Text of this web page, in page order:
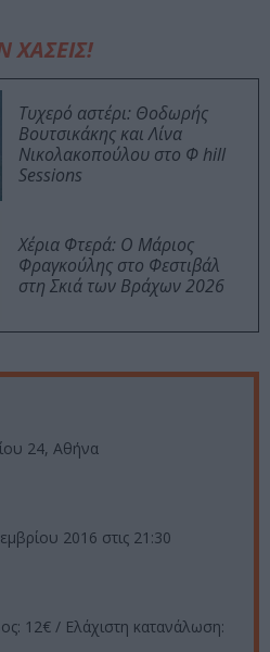
ΧΑΣΕΙΣ!
Τυχερό αστέρι: Θοδωρής
Βουτσικάκης και Λίνα
Νικολακοπούλου στο Φ hill
Sessions
Χέρια Φτερά: Ο Μάριος
Φραγκούλης στο Φεστιβάλ
στη Σκιά των Βράχων 2026
24, Αθήνα
2016 στις 21:30
12€ / Ελάχιστη κατανάλωση: